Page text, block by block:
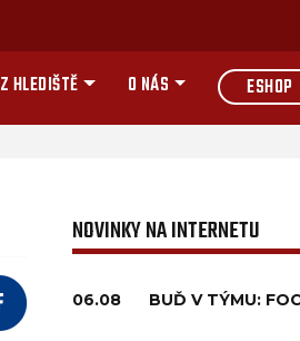
Z HLEDIŠTĚ O NÁS ESHOP
NOVINKY NA INTERNETU
06.08 BUĎ V TÝMU: